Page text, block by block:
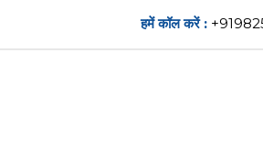
हमें कॉल करें :